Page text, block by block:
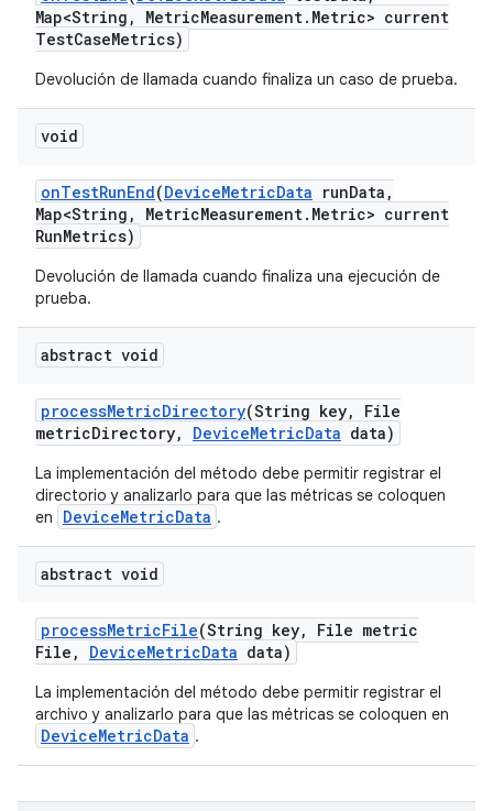
Map<String , MetricMeasurement. Metric> current
TestCaseMetrics)
Devolución de llamada cuando finaliza un caso de prueba.
void
onTestRunEnd(DeviceMetricData runData ,
Map<String , MetricMeasurement. Metric> current
RunMetrics)
Devolución de llamada cuando finaliza una ejecución de
prueba.
abstract void
processMetricDirectory(String key,
File
metricDirectory, DeviceMetricData data)
La implementación del método debe permitir registrar el
directorio y analizarlo para que las métricas se coloquen
en
DeviceMetricData .
abstract void
processMetricFile(String key,
File metric
File , DeviceMetricData data)
La implementación del método debe permitir registrar el
archivo y analizarlo para que las métricas se coloquen en
DeviceMetricData .